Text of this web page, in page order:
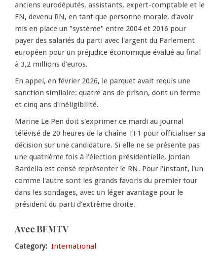
anciens eurodéputés, assistants, expert-comptable et le
FN, devenu RN, en tant que personne morale, d'avoir
mis en place un "système" entre 2004 et 2016 pour
payer des salariés du parti avec l'argent du Parlement
européen pour un préjudice économique évalué au final
à 3,2 millions d'euros.
En appel, en février 2026, le parquet avait requis une
sanction similaire: quatre ans de prison, dont un ferme
et cinq ans d'inéligibilité.
Marine Le Pen doit s'exprimer ce mardi au journal
télévisé de 20 heures de la chaîne TF1 pour officialiser sa
décision sur une candidature. Si elle ne se présente pas
une quatrième fois à l'élection présidentielle, Jordan
Bardella est censé représenter le RN. Pour l'instant, l'un
comme l'autre sont les grands favoris du premier tour
dans les sondages, avec un léger avantage pour le
président du parti d'extrême droite.
Avec BFMTV
Category
International